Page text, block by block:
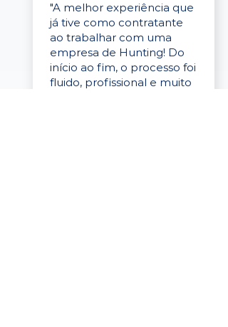
"A melhor experiência que
já tive como contratante
ao trabalhar com uma
empresa de Hunting! Do
início ao fim, o processo foi
fluido, profissional e muito